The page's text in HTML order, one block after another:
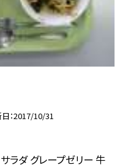
2017/10/31
ラダ グレープゼリー 牛